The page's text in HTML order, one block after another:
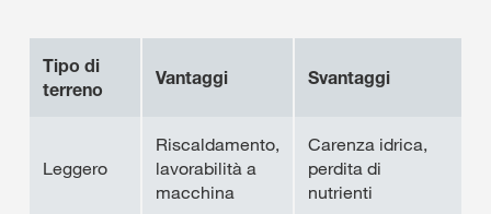
Tipo di
terreno
Vantaggi Svantaggi
Leggero
Riscaldamento,
lavorabilità a
macchina
Carenza idrica,
perdita di
nutrienti